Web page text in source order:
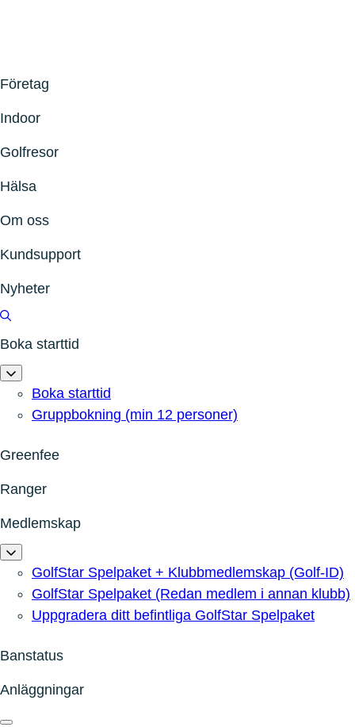
Företag
Indoor
Golfresor
Hälsa
Om oss
Kundsupport
Nyheter
Boka starttid
Boka starttid
Gruppbokning (min 12 personer)
Greenfee
Ranger
Medlemskap
GolfStar Spelpaket + Klubbmedlemskap (Golf-ID)
GolfStar Spelpaket (Redan medlem i annan klubb)
Uppgradera ditt befintliga GolfStar Spelpaket
Banstatus
Anläggningar